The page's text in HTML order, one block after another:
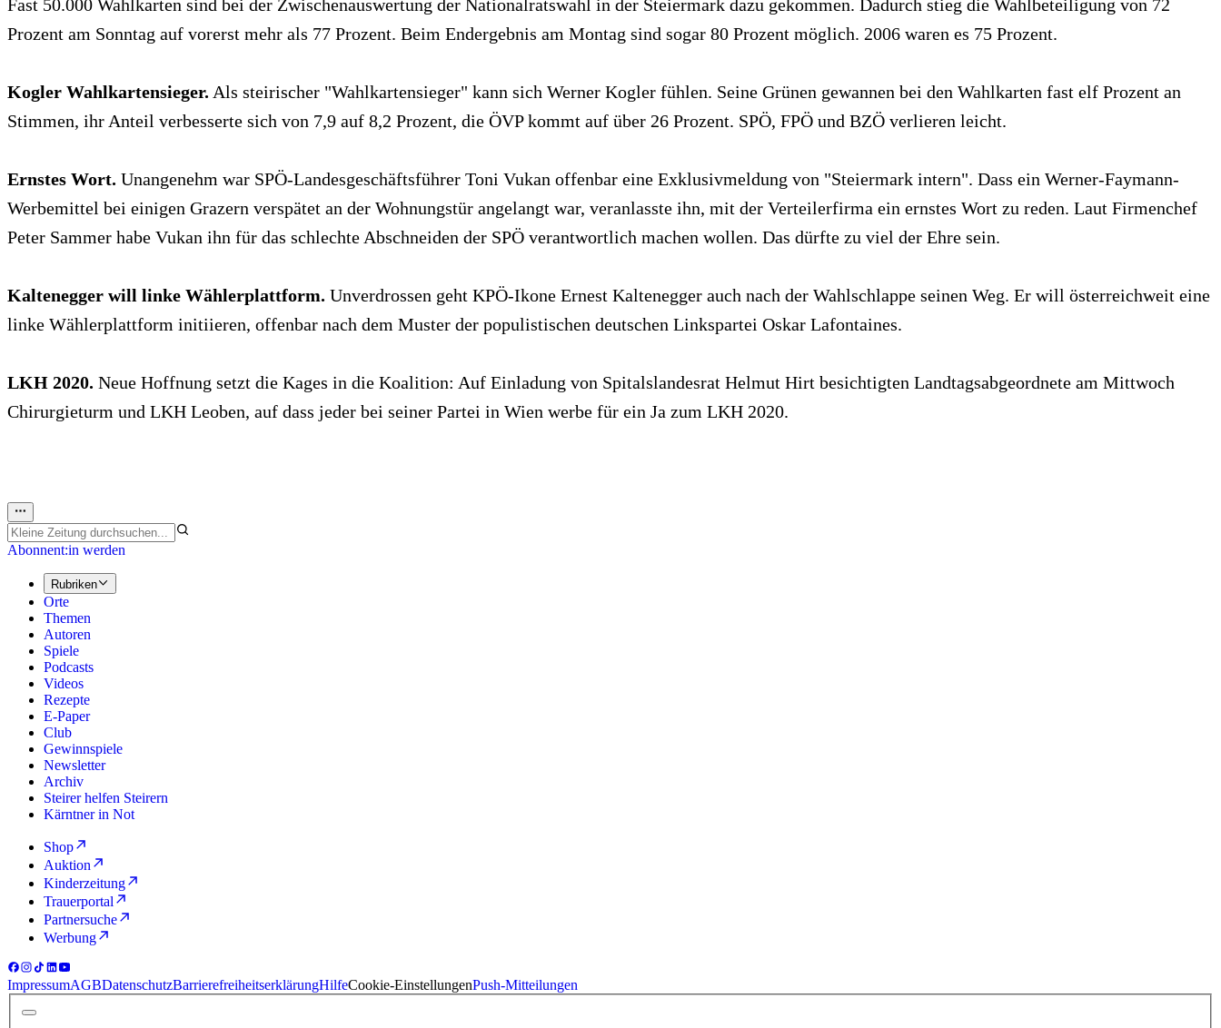
Fast 50.000 Wahlkarten sind bei der Zwischenauswertung der Nationalratswahl in der Steiermark dazu gekommen. Dadurch stieg die Wahlbeteiligung von 72
Prozent am Sonntag auf vorerst mehr als 77 Prozent. Beim Endergebnis am Montag sind sogar 80 Prozent möglich. 2006 waren es 75 Prozent.
Kogler Wahlkartensieger. Als steirischer "Wahlkartensieger" kann sich Werner Kogler fühlen. Seine Grünen gewannen bei den Wahlkarten fast elf Prozent an
Stimmen, ihr Anteil verbesserte sich von 7,9 auf 8,2 Prozent, die ÖVP kommt auf über 26 Prozent. SPÖ, FPÖ und BZÖ verlieren leicht.
Ernstes Wort. Unangenehm war SPÖ-Landesgeschäftsführer Toni Vukan offenbar eine Exklusivmeldung von "Steiermark intern". Dass ein Werner-Faymann-
Werbemittel bei einigen Grazern verspätet an der Wohnungstür angelangt war, veranlasste ihn, mit der Verteilerfirma ein ernstes Wort zu reden. Laut Firmenchef
Peter Sammer habe Vukan ihn für das schlechte Abschneiden der SPÖ verantwortlich machen wollen. Das dürfte zu viel der Ehre sein.
Kaltenegger will linke Wählerplattform. Unverdrossen geht KPÖ-Ikone Ernest Kaltenegger auch nach der Wahlschlappe seinen Weg. Er will österreichweit eine
linke Wählerplattform initiieren, offenbar nach dem Muster der populistischen deutschen Linkspartei Oskar Lafontaines.
LKH 2020. Neue Hoffnung setzt die Kages in die Koalition: Auf Einladung von Spitalslandesrat Helmut Hirt besichtigten Landtagsabgeordnete am Mittwoch
Chirurgieturm und LKH Leoben, auf dass jeder bei seiner Partei in Wien werbe für ein Ja zum LKH 2020.
Abonnent:in werden
Rubriken
Orte
Themen
Autoren
Spiele
Podcasts
Videos
Rezepte
E-Paper
Club
Gewinnspiele
Newsletter
Archiv
Steirer helfen Steirern
Kärntner in Not
Shop
Auktion
Kinderzeitung
Trauerportal
Partnersuche
Werbung
ImpressumAGBDatenschutzBarrierefreiheitserklärungHilfeCookie-EinstellungenPush-Mitteilungen